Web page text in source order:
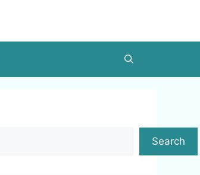
Search